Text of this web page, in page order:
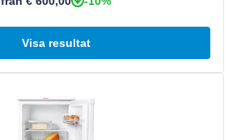
Visa resultat